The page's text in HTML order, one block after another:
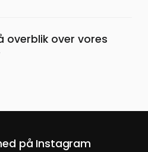
overblik over vores
på Instagram